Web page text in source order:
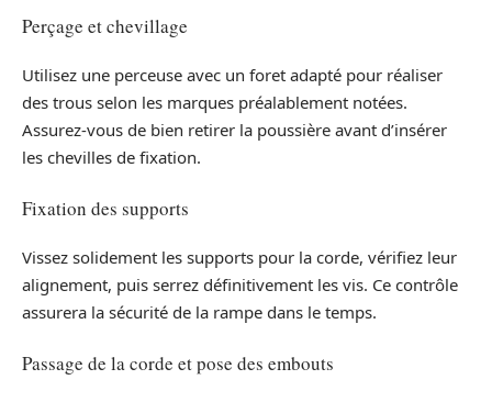
Perçage et chevillage
Utilisez une perceuse avec un foret adapté pour réaliser
des trous selon les marques préalablement notées.
Assurez-vous de bien retirer la poussière avant d’insérer
les chevilles de fixation.
Fixation des supports
Vissez solidement les supports pour la corde, vérifiez leur
alignement, puis serrez définitivement les vis. Ce contrôle
assurera la sécurité de la rampe dans le temps.
Passage de la corde et pose des embouts